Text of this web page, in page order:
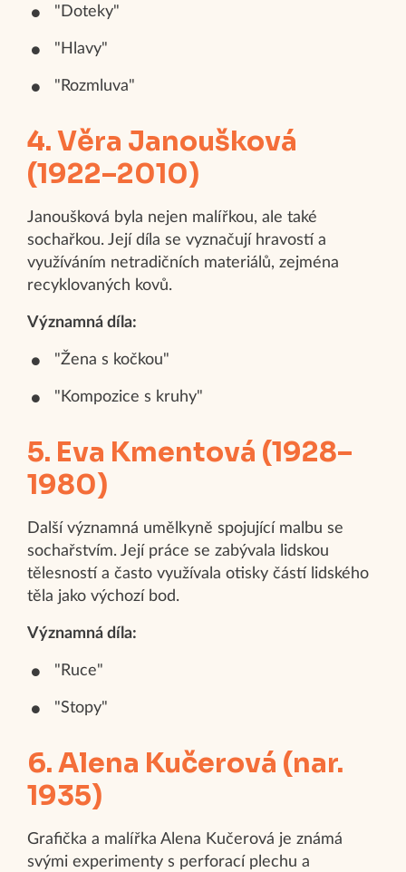
"Doteky"
"Hlavy"
"Rozmluva"
4. Věra Janoušková
(1922–2010)
Janoušková byla nejen malířkou, ale také
sochařkou. Její díla se vyznačují hravostí a
využíváním netradičních materiálů, zejména
recyklovaných kovů.
Významná díla:
"Žena s kočkou"
"Kompozice s kruhy"
5. Eva Kmentová (1928–
1980)
Další významná umělkyně spojující malbu se
sochařstvím. Její práce se zabývala lidskou
tělesností a často využívala otisky částí lidského
těla jako výchozí bod.
Významná díla:
"Ruce"
"Stopy"
6. Alena Kučerová (nar.
1935)
Grafička a malířka Alena Kučerová je známá
svými experimenty s perforací plechu a